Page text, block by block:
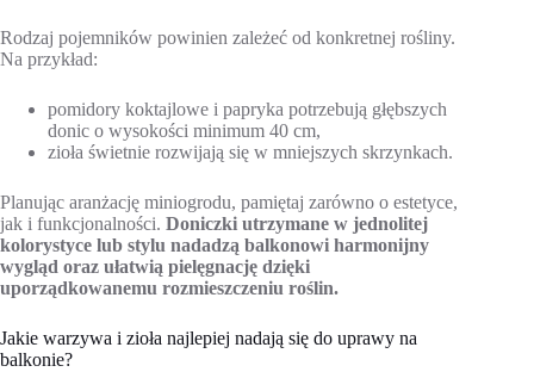
Rodzaj pojemników powinien zależeć od konkretnej rośliny.
Na przykład:
pomidory koktajlowe i papryka potrzebują głębszych
donic o wysokości minimum 40 cm,
zioła świetnie rozwijają się w mniejszych skrzynkach.
Planując aranżację miniogrodu, pamiętaj zarówno o estetyce,
jak i funkcjonalności. Doniczki utrzymane w jednolitej
kolorystyce lub stylu nadadzą balkonowi harmonijny
wygląd oraz ułatwią pielęgnację dzięki
uporządkowanemu rozmieszczeniu roślin.
Jakie warzywa i zioła najlepiej nadają się do uprawy na
balkonie?